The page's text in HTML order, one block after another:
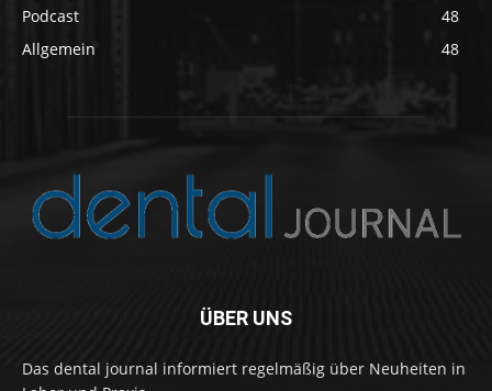
Podcast
48
Allgemein
48
ÜBER UNS
Das dental journal informiert regelmäßig über Neuheiten in